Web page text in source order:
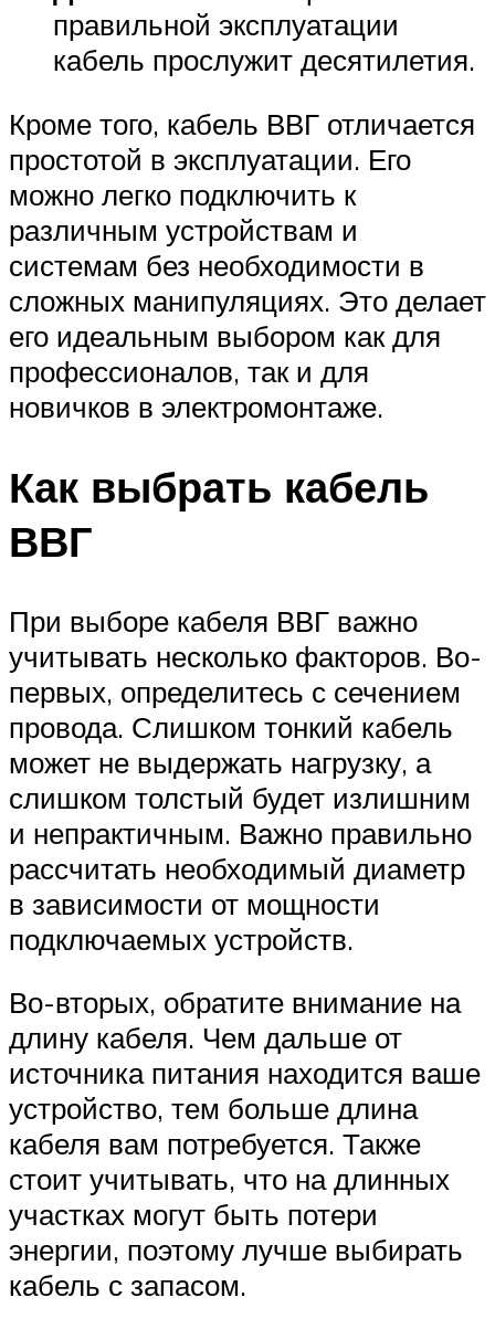
правильной эксплуатации
кабель прослужит десятилетия.
Кроме того, кабель ВВГ отличается
простотой в эксплуатации. Его
можно легко подключить к
различным устройствам и
системам без необходимости в
сложных манипуляциях. Это делает
его идеальным выбором как для
профессионалов, так и для
новичков в электромонтаже.
Как выбрать кабель
ВВГ
При выборе кабеля ВВГ важно
учитывать несколько факторов. Во-
первых, определитесь с сечением
провода. Слишком тонкий кабель
может не выдержать нагрузку, а
слишком толстый будет излишним
и непрактичным. Важно правильно
рассчитать необходимый диаметр
в зависимости от мощности
подключаемых устройств.
Во-вторых, обратите внимание на
длину кабеля. Чем дальше от
источника питания находится ваше
устройство, тем больше длина
кабеля вам потребуется. Также
стоит учитывать, что на длинных
участках могут быть потери
энергии, поэтому лучше выбирать
кабель с запасом.